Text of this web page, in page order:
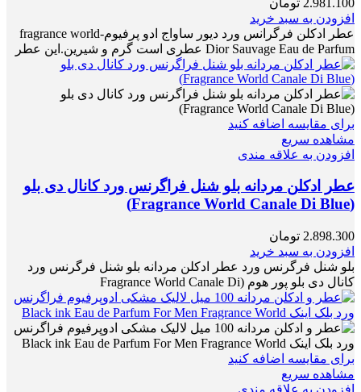
2.981.100 تومان
افزودن به سبد خرید
عطر ادکلن فرگرانس ورد دیور ساواج ادو پرفیوم-fragrance world
Dior Sauvage Eau de Parfum عطری است گرم و شیرین.این عطر
برای مقایسه اضافه کنید
مشاهده سریع
افزودن به علاقه مندی
عطر ادکلن مردانه بلو شنل فراگرنس ورد کانال دی بلو
(Fragrance World Canale Di Blue)
2.898.300 تومان
افزودن به سبد خرید
بلو شنل فرگرنس ورد عطر ادکلن مردانه بلو شنل فرگرنس ورد
کانال دی بلو پور هوم (Fragrance World Canale Di
برای مقایسه اضافه کنید
مشاهده سریع
افزودن به علاقه مندی